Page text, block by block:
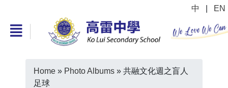
中 EN
Home » Photo Albums » 共融文化週之盲人
足球